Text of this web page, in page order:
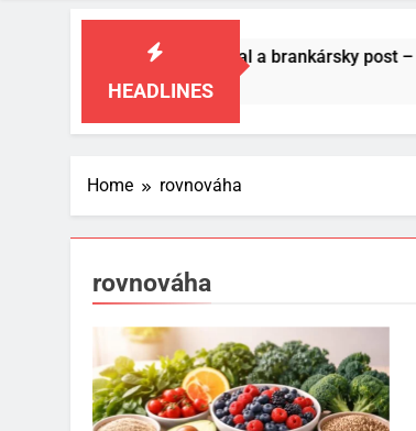
HEADLINES
pre futbal a brankársky post – aj vďaka
Home rovnováha
rovnováha